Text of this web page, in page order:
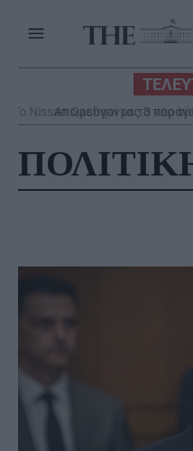
Αποφεύγοντας 3
επιπλέον